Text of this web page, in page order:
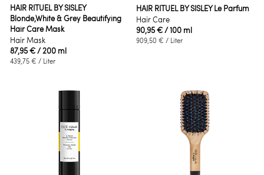
HAIR RITUEL BY SISLEY
Blonde,White & Grey Beautifying
Hair Care Mask
Hair Mask
87,95 €/ 200 ml
439,75 € / Liter
HAIR RITUEL BY SISLEY Le Parfum
Hair Care
90,95 €/ 100 ml
909,50 € / Liter